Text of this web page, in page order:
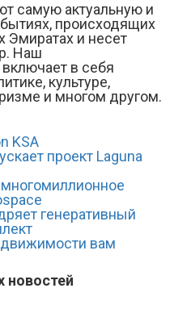
самую актуальную и
происходящих
Эмиратах и несет
Наш
в себя
культуре,
и многом другом.
KSA
проект Laguna
генеративный
вам
новостей